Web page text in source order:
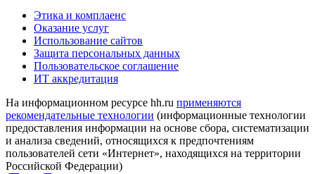
Этика и комплаенс
Оказание услуг
Использование сайтов
Защита персональных данных
Пользовательское соглашение
ИТ аккредитация
На информационном ресурсе hh.ru применяются
рекомендательные технологии (информационные технологии
предоставления информации на основе сбора, систематизации
и анализа сведений, относящихся к предпочтениям
пользователей сети «Интернет», находящихся на территории
Российской Федерации)